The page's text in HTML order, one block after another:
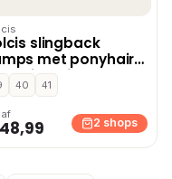
slingback
met ponyhair
koeienprint
wit – Zwart wit
40 41
2 shops